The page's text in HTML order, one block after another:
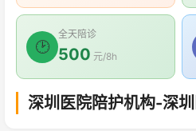
🕑
全天陪诊
500 元/8h
深圳医院陪护机构-深